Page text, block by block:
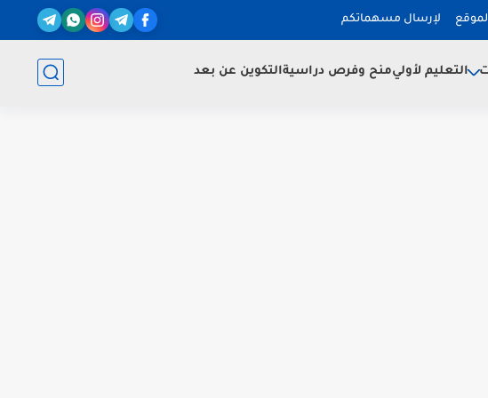
لإرسال مسهماتكم
التعليم لأوليمنح وفرص دراسيةالتكوين عن بعد